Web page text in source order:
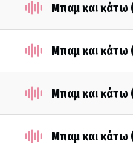
Μπαμ και κάτω
Μπαμ και κάτω
Μπαμ και κάτω
Μπαμ και κάτω